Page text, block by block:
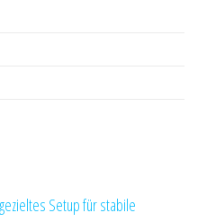
Setup für stabile